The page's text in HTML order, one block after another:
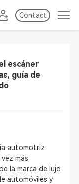
Contact
escáner
guía de
automotriz
más
la marca de lujo
automóviles y